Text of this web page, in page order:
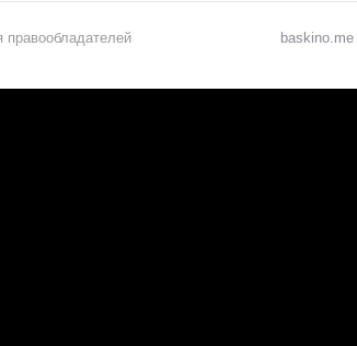
правообладателей baskino.me